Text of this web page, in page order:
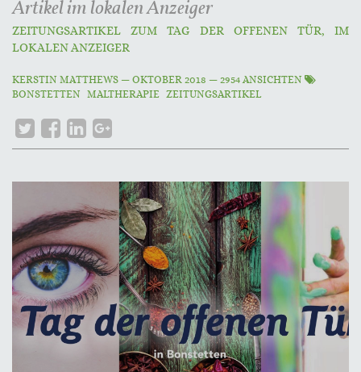
Artikel im lokalen Anzeiger
ZEITUNGSARTIKEL ZUM TAG DER OFFENEN TÜR, IM
LOKALEN ANZEIGER
KERSTIN MATTHEWS — OKTOBER 2018 — 2954 ANSICHTEN
BONSTETTEN MALTHERAPIE ZEITUNGSARTIKEL